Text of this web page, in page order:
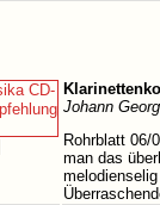
Johann
Rohrblatt 06/
man das